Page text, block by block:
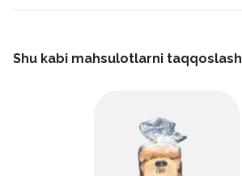
taqdim etiladi.
Shu kabi mahsulotlarni taqqoslash